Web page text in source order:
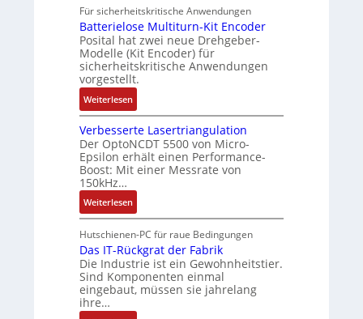
u
n
g
ü
r
s
i
c
h
e
e
E
n
t
w
i
c
l
u
n
g
b
o
t
k
M
i
l
l
i
o
n
n
A
b
e
i
t
k
r
ä
f
t
o
m
a
t
e
x
p
a
n
d
i
r
t
f
t
r
a
g
s
e
i
n
g
a
n
i
M
a
s
c
Für sicherheitskritische Anwendungen
Batterielose Multiturn-Kit Encoder
Posital hat zwei neue Drehgeber-
Modelle (Kit Encoder) für
sicherheitskritische Anwendungen
vorgestellt.
Weiterlesen:
B
a
t
t
e
r
i
e
l
o
s
e
M
u
Verbesserte Lasertriangulation
Der OptoNCDT 5500 von Micro-
Epsilon erhält einen Performance-
Boost: Mit einer Messrate von
150kHz…
Weiterlesen:
V
e
r
b
e
s
s
Hutschienen-PC für raue Bedingungen
Das IT-Rückgrat der Fabrik
Die Industrie ist ein Gewohnheitstier.
Sind Komponenten einmal
eingebaut, müssen sie jahrelang
ihre…